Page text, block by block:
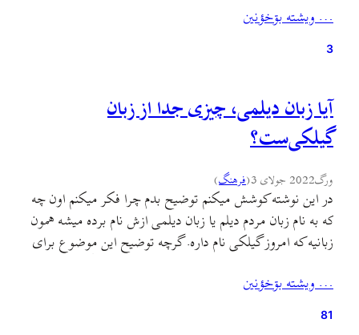
چیزؤن يا کسؤن دکئنن يک…
… ويشته بۊخؤنين
3
آیا زبان دیلمی، چیزی جدا از زبان
گیلکی‌ست؟
ورگ2022 جولای 3 (فرهنگ)
در این نوشته کوشش میکنم توضیح بدم چرا فکر میکنم اون چه
که به نام زبان مردم دیلم یا زبان دیلمی ازش نام برده میشه همون
زبانیه که امروز گیلکی نام داره. گرچه توضیح این موضوع برای
کوهستان و درون و بیرون استان گیلان…
… ويشته بۊخؤنين
81